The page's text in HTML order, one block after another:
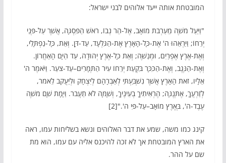
המובטחת אותה ייעד אלוהים לבני ישראל:
"וַיַּעַל מֹשֶׁה מֵעַרְבֹת מוֹאָב, אֶל-הַר נְבוֹ, רֹאשׁ הַפִּסְגָּה, אֲשֶׁר עַל-פְּנֵי
יְרֵחוֹ; וַיַּרְאֵהוּ ה' אֶת-כָּל-הָאָרֶץ אֶת-הַגִּלְעָד, עַד-דָּן. וְאֵת, כָּל-נַפְתָּלִי,
וְאֶת-אֶרֶץ אֶפְרַיִם, וּמְנַשֶּׁה; וְאֵת כָּל-אֶרֶץ יְהוּדָה, עַד הַיָּם הָאַחֲרוֹן.
וְאֶת-הַנֶּגֶב, וְאֶת-הַכִּכָּר בִּקְעַת יְרֵחוֹ עִיר הַתְּמָרִים–עַד-צֹעַר. וַיֹּאמֶר ה'
אֵלָיו, זֹאת הָאָרֶץ אֲשֶׁר נִשְׁבַּעְתִּי לְאַבְרָהָם לְיִצְחָק וּלְיַעֲקֹב לֵאמֹר,
לְזַרְעֲךָ, אֶתְּנֶנָּה; הֶרְאִיתִיךָ בְעֵינֶיךָ, וְשָׁמָּה לֹא תַעֲבֹר. וַיָּמָת שָׁם מֹשֶׁה
עֶבֶד-ה', בְּאֶרֶץ מוֹאָב–עַל-פִּי ה'."[2]
קינג כמו משה, שמע את דבר האלוהים ונשא בשליחות עמו, ראה
את הארץ המובטחת אך לא זכה להיכנס אליה עם עמו, הוא מת
שם על ההר.